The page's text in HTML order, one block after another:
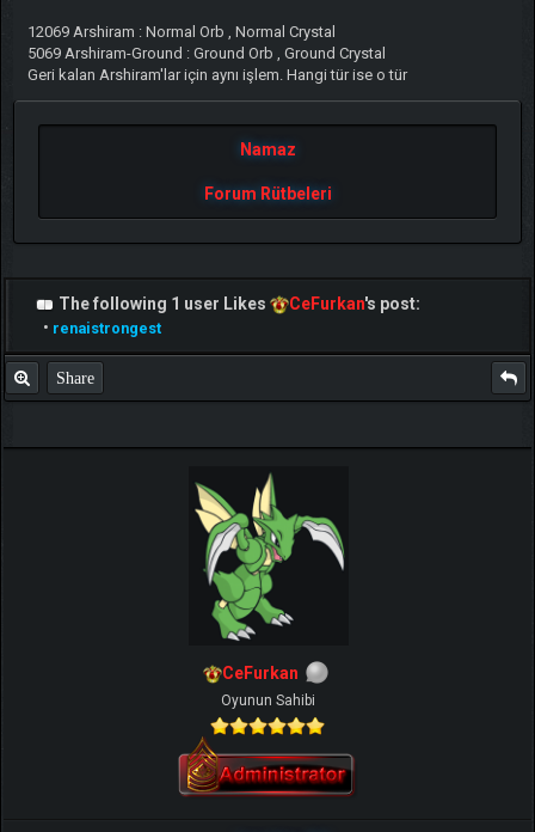
12069 Arshiram : Normal Orb , Normal Crystal
5069 Arshiram-Ground : Ground Orb , Ground Crystal
Geri kalan Arshiram'lar için aynı işlem. Hangi tür ise o tür
Namaz
Forum Rütbeleri
The following 1 user Likes CeFurkan's post:
• renaistrongest
Share
CeFurkan
Oyunun Sahibi